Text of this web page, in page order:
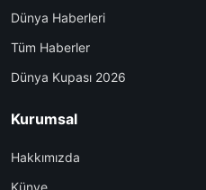
Dünya Haberleri
Tüm Haberler
Dünya Kupası 2026
Kurumsal
Hakkımızda